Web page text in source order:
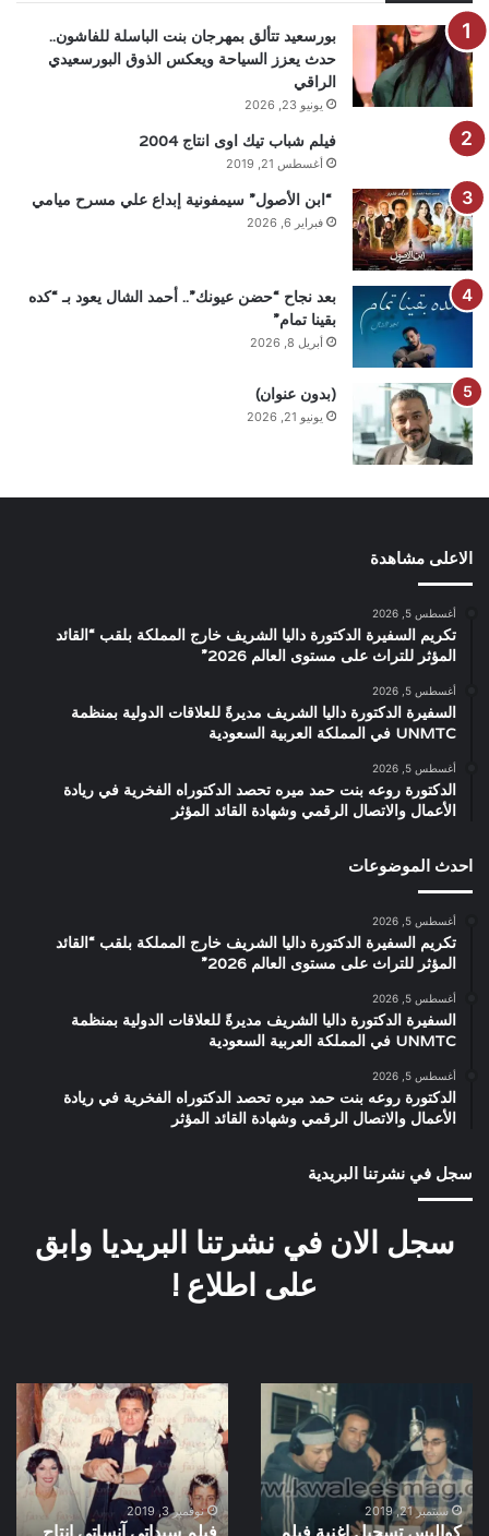
بورسعيد تتألق بمهرجان بنت الباسلة للفاشون..
حدث يعزز السياحة ويعكس الذوق البورسعيدي
الراقي
يونيو 23, 2026
فيلم شباب تيك اوى انتاج 2004
أغسطس 21, 2019
“ابن الأصول” سيمفونية إبداع علي مسرح ميامي
فبراير 6, 2026
بعد نجاح “حضن عيونك”.. أحمد الشال يعود بـ “كده
بقينا تمام”
أبريل 8, 2026
(بدون عنوان)
يونيو 21, 2026
الاعلى مشاهدة
أغسطس 5, 2026
تكريم السفيرة الدكتورة داليا الشريف خارج المملكة بلقب “القائد
المؤثر للتراث على مستوى العالم 2026”
أغسطس 5, 2026
السفيرة الدكتورة داليا الشريف مديرةً للعلاقات الدولية بمنظمة
UNMTC في المملكة العربية السعودية
أغسطس 5, 2026
الدكتورة روعه بنت حمد ميره تحصد الدكتوراه الفخرية في ريادة
الأعمال والاتصال الرقمي وشهادة القائد المؤثر
احدث الموضوعات
أغسطس 5, 2026
تكريم السفيرة الدكتورة داليا الشريف خارج المملكة بلقب “القائد
المؤثر للتراث على مستوى العالم 2026”
أغسطس 5, 2026
السفيرة الدكتورة داليا الشريف مديرةً للعلاقات الدولية بمنظمة
UNMTC في المملكة العربية السعودية
أغسطس 5, 2026
الدكتورة روعه بنت حمد ميره تحصد الدكتوراه الفخرية في ريادة
الأعمال والاتصال الرقمي وشهادة القائد المؤثر
سجل في نشرتنا البريدية
سجل الان في نشرتنا البريديا وابق
على اطلاع !
كواليس
اغنية
فيلم
55
اسعاف
سنة
سبتمبر 21, 2019
فيلم
سيداتي
آنساتي
انتاج
سنة
1989نوفمبر 3, 2019